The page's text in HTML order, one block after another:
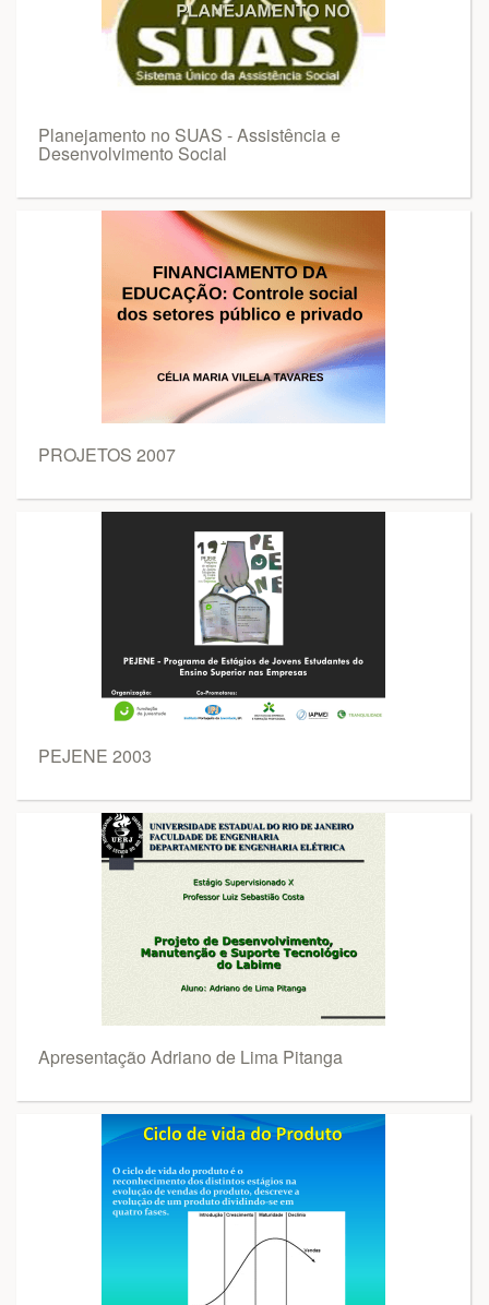
Planejamento no SUAS - Assistência e
Desenvolvimento Social
PROJETOS 2007
PEJENE 2003
Apresentação Adriano de Lima Pitanga